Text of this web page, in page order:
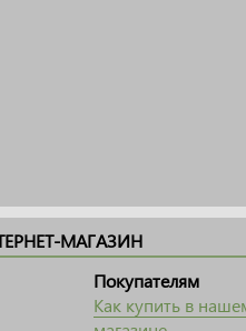
МАГАЗИН
Покупателям
Как купить в